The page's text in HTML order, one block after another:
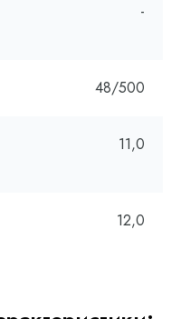
-
48/500
11,0
12,0